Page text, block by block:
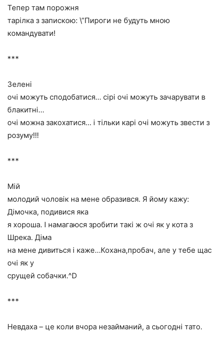
Тепер там порожня
тарілка з запискою: \”Пироги не будуть мною
командувати!
***
Зелені
очі можуть сподобатися… сірі очі можуть зачарувати в
блакитні…
очі можна закохатися… і тільки карі очі можуть звести з
розуму!!!
***
Мій
молодий чоловік на мене образився. Я йому кажу:
Дімочка, подивися яка
я хороша. І намагаюся зробити такі ж очі як у кота з
Шрека. Діма
на мене дивиться і каже…Кохана,пробач, але у тебе щас
очі як у
срущей собачки.^D
***
Невдаха – це коли вчора незайманий, а сьогодні тато.